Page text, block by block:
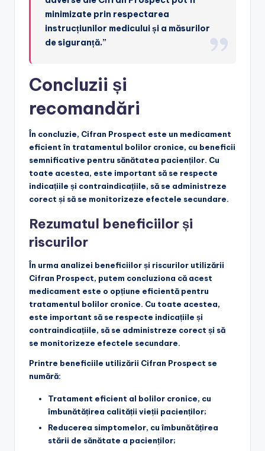
minimizate prin respectarea
instrucțiunilor medicului și a măsurilor
de siguranță.”
Concluzii și
recomandări
În concluzie, Cifran Prospect este un medicament
eficient în tratamentul bolilor cronice, cu beneficii
semnificative pentru sănătatea pacienților. Cu
toate acestea, este important să se respecte
indicațiile și contraindicațiile, să se administreze
corect și să se monitorizeze efectele secundare.
Rezumatul beneficiilor și
riscurilor
În urma analizei beneficiilor și riscurilor utilizării
Cifran Prospect, putem concluziona că acest
medicament este o opțiune eficientă pentru
tratamentul bolilor cronice. Cu toate acestea,
este important să se respecte indicațiile și
contraindicațiile, să se administreze corect și să
se monitorizeze efectele secundare.
Printre beneficiile utilizării Cifran Prospect se
numără:
Tratament eficient al bolilor cronice, cu
îmbunătățirea calității vieții pacienților;
Reducerea simptomelor, cu îmbunătățirea
stării de sănătate a pacienților;